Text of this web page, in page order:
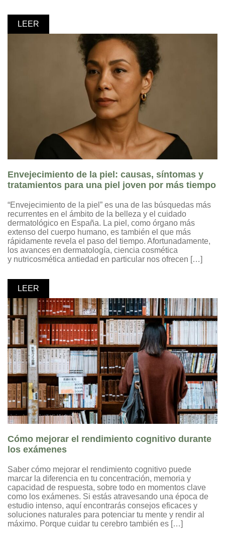
LEER
Envejecimiento de la piel: causas, síntomas y
tratamientos para una piel joven por más tiempo
“Envejecimiento de la piel” es una de las búsquedas más
recurrentes en el ámbito de la belleza y el cuidado
dermatológico en España. La piel, como órgano más
extenso del cuerpo humano, es también el que más
rápidamente revela el paso del tiempo. Afortunadamente,
los avances en dermatología, ciencia cosmética
y nutricosmética antiedad en particular nos ofrecen […]
LEER
Cómo mejorar el rendimiento cognitivo durante
los exámenes
Saber cómo mejorar el rendimiento cognitivo puede
marcar la diferencia en tu concentración, memoria y
capacidad de respuesta, sobre todo en momentos clave
como los exámenes. Si estás atravesando una época de
estudio intenso, aquí encontrarás consejos eficaces y
soluciones naturales para potenciar tu mente y rendir al
máximo. Porque cuidar tu cerebro también es […]